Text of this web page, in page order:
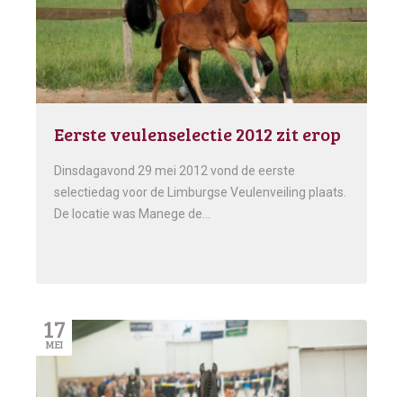
Eerste veulenselectie 2012 zit erop
Dinsdagavond 29 mei 2012 vond de eerste
selectiedag voor de Limburgse Veulenveiling plaats.
De locatie was Manege de…
17
MEI